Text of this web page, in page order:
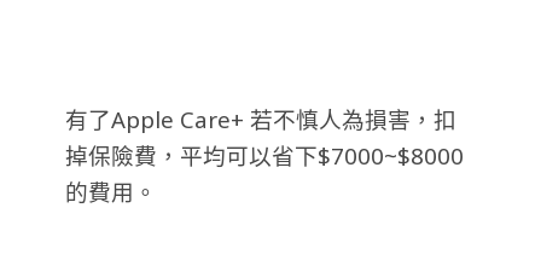
有了Apple Care+ 若不慎人為損害，扣
掉保險費，平均可以省下$7000~$8000
的費用。